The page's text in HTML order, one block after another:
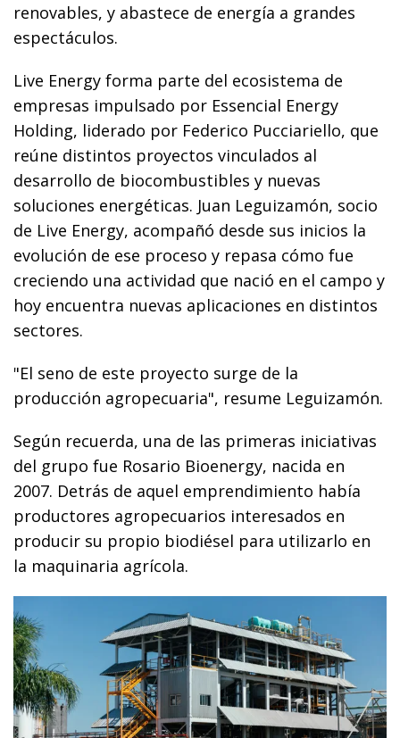
renovables, y abastece de energía a grandes
espectáculos.
Live Energy forma parte del ecosistema de
empresas impulsado por Essencial Energy
Holding, liderado por Federico Pucciariello, que
reúne distintos proyectos vinculados al
desarrollo de biocombustibles y nuevas
soluciones energéticas. Juan Leguizamón, socio
de Live Energy, acompañó desde sus inicios la
evolución de ese proceso y repasa cómo fue
creciendo una actividad que nació en el campo y
hoy encuentra nuevas aplicaciones en distintos
sectores.
"El seno de este proyecto surge de la
producción agropecuaria", resume Leguizamón.
Según recuerda, una de las primeras iniciativas
del grupo fue Rosario Bioenergy, nacida en
2007. Detrás de aquel emprendimiento había
productores agropecuarios interesados en
producir su propio biodiésel para utilizarlo en
la maquinaria agrícola.